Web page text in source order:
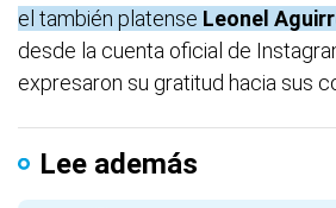
el también platense Leonel
desde la cuenta oficial de
expresaron su gratitud hacia sus
Lee además